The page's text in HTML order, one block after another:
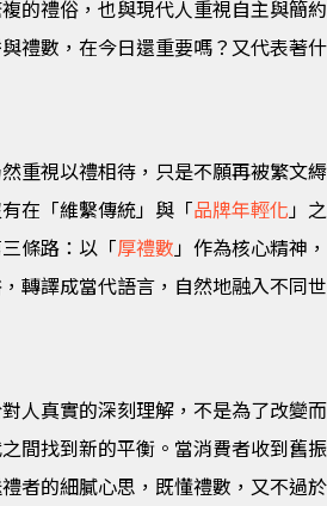
的禮俗，也與現代人重視自主與簡約
禮數，在今日還重要嗎？又代表著什
重視以禮相待，只是不願再被繁文縟
在「維繫傳統」與「品牌年輕化 」之
條路：以「厚禮數 」作為核心精神，
轉譯成當代語言，自然地融入不同世
人真實的深刻理解，不是為了改變而
間找到新的平衡。當消費者收到舊振
者的細膩心思，既懂禮數，又不過於